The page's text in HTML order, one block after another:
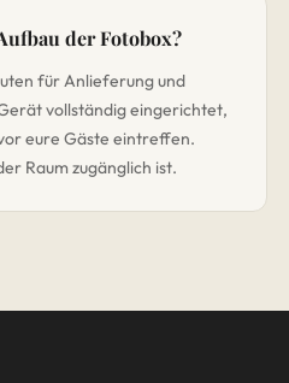
der Fotobox?
für Anlieferung und
vollständig eingerichtet,
eure Gäste eintreffen.
Raum zugänglich ist.